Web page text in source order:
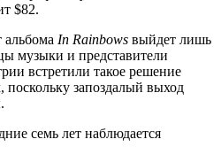
$82.
In Rainbows выйдет лишь
музыки и представители
встретили такое решение
запоздалый выход
семь лет наблюдается